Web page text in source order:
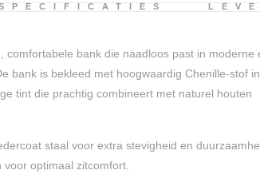
comfortabele bank die naadloos past in moderne
bank is bekleed met hoogwaardig Chenille-stof
tint die prachtig combineert met naturel houten
staal voor extra stevigheid en
optimaal zitcomfort.